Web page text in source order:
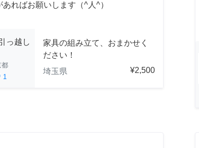
ればお願いします（^人^）
っ越し
都
1
家具の組み立て、おまかせく
ださい！
埼玉県
¥2,500